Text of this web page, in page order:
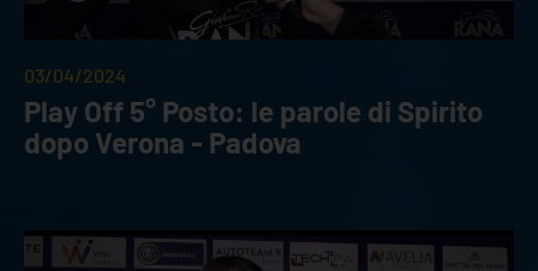
03/04/2024
Play Off 5° Posto: le parole di Spirito
dopo Verona - Padova